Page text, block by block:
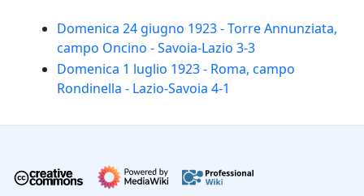
Domenica 24 giugno 1923 - Torre Annunziata,
campo Oncino - Savoia-Lazio 3-3
Domenica 1 luglio 1923 - Roma, campo
Rondinella - Lazio-Savoia 4-1